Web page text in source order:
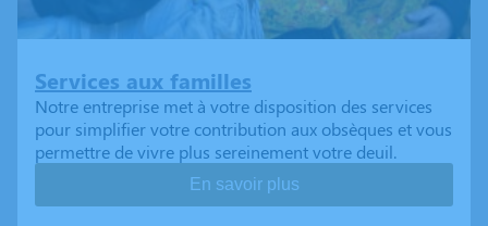
Services aux familles
Notre entreprise met à votre disposition des services
pour simplifier votre contribution aux obsèques et vous
permettre de vivre plus sereinement votre deuil.
En savoir plus